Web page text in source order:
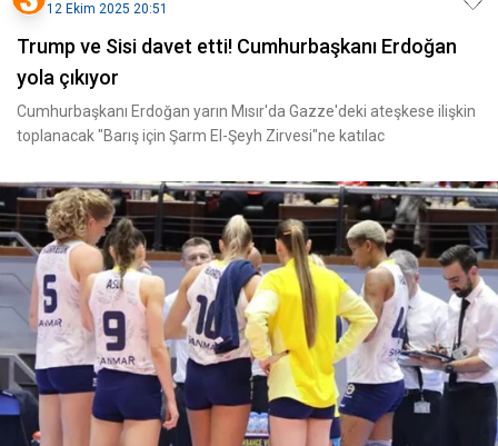
12 Ekim 2025 20:51
Trump ve Sisi davet etti! Cumhurbaşkanı Erdoğan
yola çıkıyor
Cumhurbaşkanı Erdoğan yarın Mısır'da Gazze'deki ateşkese ilişkin
toplanacak "Barış için Şarm El-Şeyh Zirvesi"ne katılac